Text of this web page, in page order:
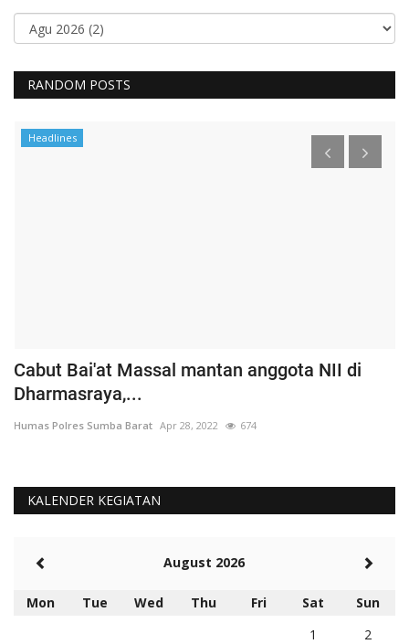
RANDOM POSTS
Headlines
Cabut Bai'at Massal mantan anggota NII di
Dharmasraya,...
Humas Polres Sumba Barat Apr 28, 2022 674
KALENDER KEGIATAN
August 2026
Mon Tue Wed Thu Fri Sat
Sun
1
2